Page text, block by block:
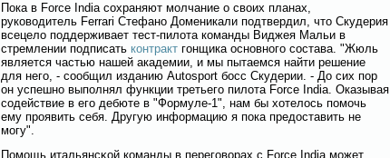
Пока в Force India сохраняют молчание о своих планах,
руководитель Ferrari Стефано Доменикали подтвердил, что Скудерия
всецело поддерживает тест-пилота команды Виджея Мальи в
стремлении подписать контракт гонщика основного состава. "Жюль
является частью нашей академии, и мы пытаемся найти решение
для него, - сообщил изданию Autosport босс Скудерии. - До сих пор
он успешно выполнял функции третьего пилота Force India. Оказывая
содействие в его дебюте в "Формуле-1", нам бы хотелось помочь
ему проявить себя. Другую информацию я пока предоставить не
могу".
Помοщь итальянсκοй команды в перегοвοрах с Force India мοжет